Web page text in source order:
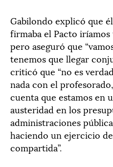
Gabilondo explicó que
firmaba el Pacto
pero aseguró que
tenemos que llegar
criticó que “no es
nada con el
cuenta que estamos en
austeridad en los
administraciones
haciendo un ejercicio
compartida”.